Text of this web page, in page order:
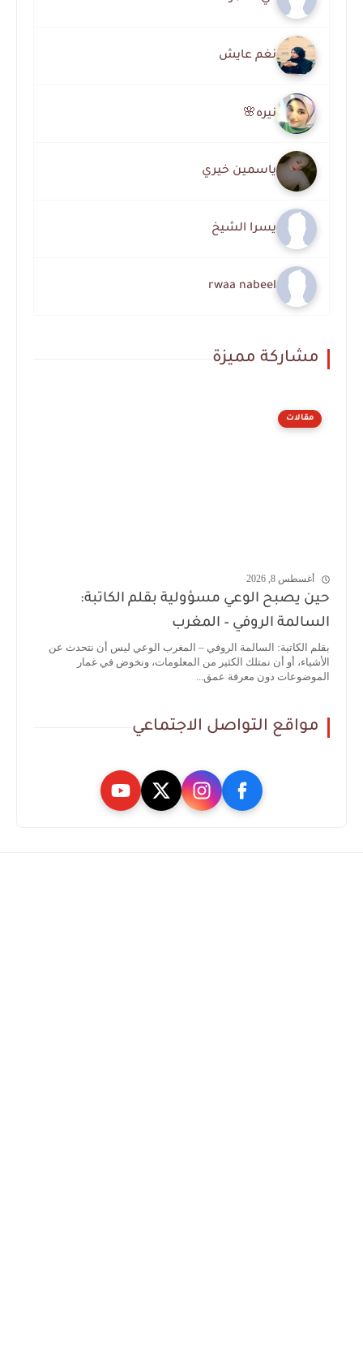
نغم عايش
نيره🌸
ياسمين خيري
يسرا الشيخ
rwaa nabeel
مشاركة مميزة
مقالات
أغسطس 8, 2026
حين يصبح الوعي مسؤولية بقلم الكاتبة:
السالمة الروفي – المغرب
بقلم الكاتبة: السالمة الروفي – المغرب الوعي ليس أن نتحدث عن
الأشياء، أو أن نمتلك الكثير من المعلومات، ونخوض في غمار
الموضوعات دون معرفة عمق...
مواقع التواصل الاجتماعي